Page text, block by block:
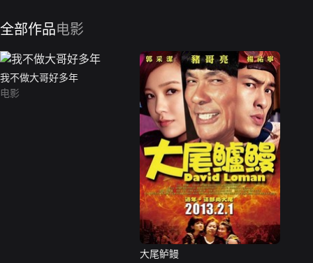
全部作品电影
我不做大哥好多年
电影
大尾鲈鳗